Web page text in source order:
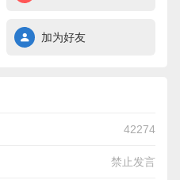
加为好友
42274
禁止发言